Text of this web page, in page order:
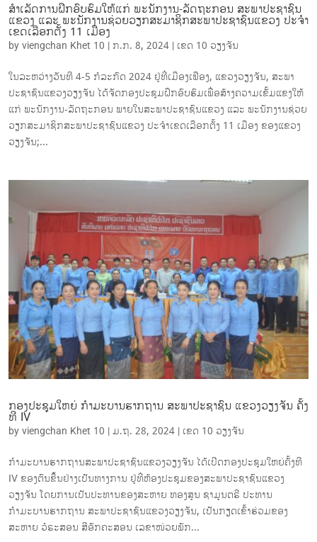
ສໍາເລັດການຝຶກອົບຮົມໃຫ້ແກ່ ພະນັກງານ-ລັດຖະກອນ ສະພາປະຊາຊົນ
ແຂວງ ແລະ ພະນັກງານຊ່ວຍວຽກສະມາຊິກສະພາປະຊາຊົນແຂວງ ປະຈໍາ
ເຂດເລືອກຕັ້ງ 11 ເມືອງ
by viengchan Khet 10 | ກ.ກ. 8, 2024 | ເຂດ 10 ວຽງຈັນ
ໃນລະຫວ່າງວັນທີ 4-5 ກໍລະກົດ 2024 ຢູ່ທີ່ເມືອງເຟືອງ, ແຂວງວຽງຈັນ, ສະພາ
ປະຊາຊົນແຂວງວຽງຈັນ ໄດ້ຈັດກອງປະຊຸມຝຶກອົບຮົມເພື່ອສ້າງຄວາມເຂັ້ມແຂງໃຫ້
ແກ່ ພະນັກງານ-ລັດຖະກອນ ພາຍໃນສະພາປະຊາຊົນແຂວງ ແລະ ພະນັກງານຊ່ວຍ
ວຽກສະມາຊິກສະພາປະຊາຊົນແຂວງ ປະຈໍາເຂດເລືອກຕັ້ງ 11 ເມືອງ ຂອງແຂວງ
ວຽງຈັນ;...
ກອງປະຊຸມໃຫຍ່ ກໍາມະບານຮາກຖານ ສະພາປະຊາຊົນ ແຂວງວຽງຈັນ ຄັ້ງ
ທີ IV
by viengchan Khet 10 | ມ.ຖ. 28, 2024 | ເຂດ 10 ວຽງຈັນ
ກຳມະບານຮາກຖານສະພາປະຊາຊົນແຂວງວຽງຈັນ ໄດ້ເປີດກອງປະຊຸມໃຫຍ່ຄັ້ງທີ
IV ຂອງຕົນຂື້ນຢ່າງເປັນທາງການ ຢູ່ທີ່ຫ້ອງປະຊຸມຂອງສະພາປະຊາຊົນແຂວງ
ວຽງຈັນ ໂດຍການເປັນປະທານຂອງສະຫາຍ ທອງສູນ ຊາມູນຕຣີ ປະທານ
ກຳມະບານຮາກຖານ ສະພາປະຊາຊົນແຂວງວຽງຈັນ, ເປັນກຽດເຂົ້າຮ່ວມຂອງ
ສະຫາຍ ວໍຣະສອນ ສີອັກຄະສອນ ເລຂາໜ່ວຍພັກ...